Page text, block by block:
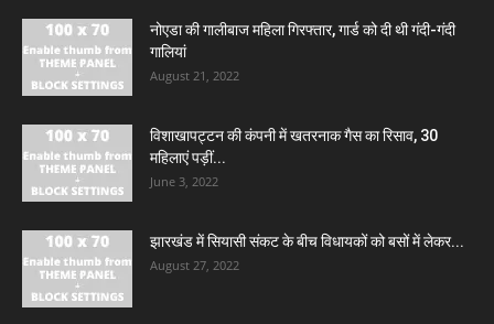
नोएडा की गालीबाज महिला गिरफ्तार, गार्ड को दी थी गंदी-गंदी
गालियां
August 21, 2022
विशाखापट्टन की कंपनी में खतरनाक गैस का रिसाव, 30
महिलाएं पड़ीं...
June 3, 2022
झारखंड में सियासी संकट के बीच विधायकों को बसों में लेकर...
August 27, 2022